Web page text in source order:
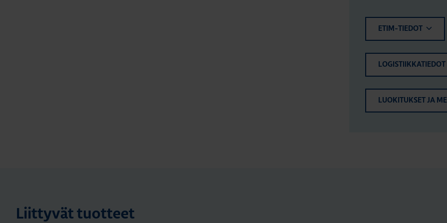
ETIM-TIEDOT
LOGISTIIKKATIEDOT
LUOKITUKSET JA
Liittyvät tuotteet